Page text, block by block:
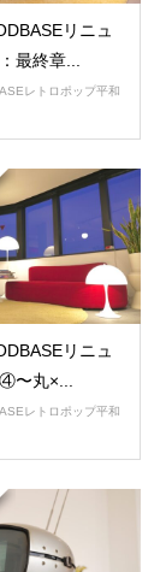
リニュ
最終章...
レトロポップ平和
リニュ
〜丸×...
レトロポップ平和